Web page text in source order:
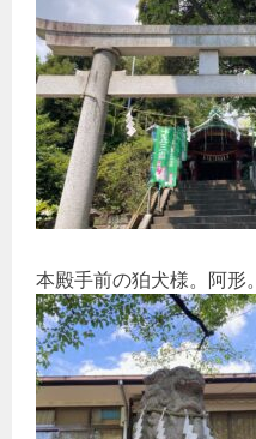
本殿手前の狛犬様。阿形。